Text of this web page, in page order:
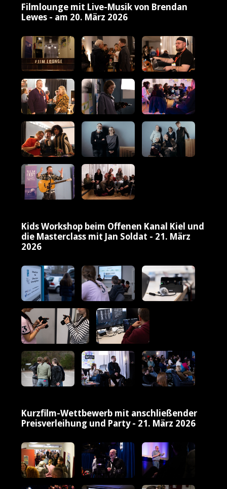
Filmlounge mit Live-Musik von Brendan
Lewes - am 20. März 2026
Kids Workshop beim Offenen Kanal Kiel und
die Masterclass mit Jan Soldat - 21. März
2026
Kurzfilm-Wettbewerb mit anschließender
Preisverleihung und Party - 21. März 2026